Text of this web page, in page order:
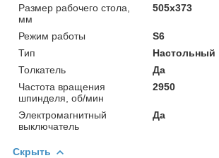
Размер рабочего стола,
мм
505х373
Режим работы
S6
Тип
Настольный
Толкатель
Да
Частота вращения
шпинделя, об/мин
2950
Электромагнитный
выключатель
Да
Скрыть